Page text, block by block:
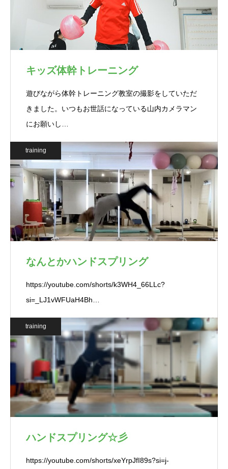
キッズ体幹トレーニング
遊びながら体幹トレーニング教室の撮影をしていただ
きました。いつもお世話になっている山内カメラマン
にお願いし…
training
なんとかハンドスプリング
https://youtube.com/shorts/k3WH4_66LLc?
si=_LJ1vWFUaH4Bh…
training
ハンドスプリング☆彡
https://youtube.com/shorts/xeYrpJfI89s?si=j-